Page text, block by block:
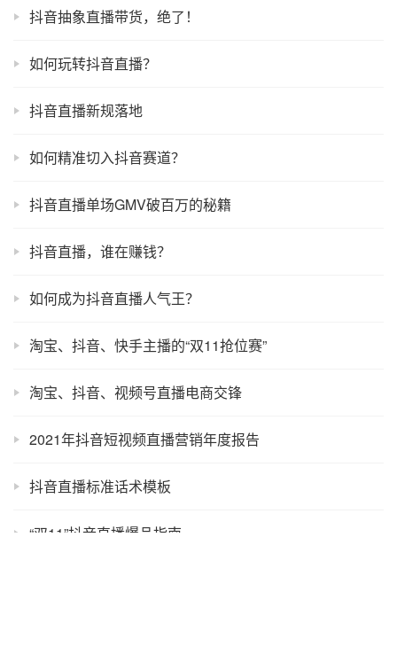
抖音抽象直播带货，绝了！
如何玩转抖音直播？
抖音直播新规落地
如何精准切入抖音赛道？
抖音直播单场GMV破百万的秘籍
抖音直播，谁在赚钱？
如何成为抖音直播人气王？
淘宝、抖音、快手主播的“双11抢位赛”
淘宝、抖音、视频号直播电商交锋
2021年抖音短视频直播营销年度报告
抖音直播标准话术模板
“双11”抖音直播爆品指南